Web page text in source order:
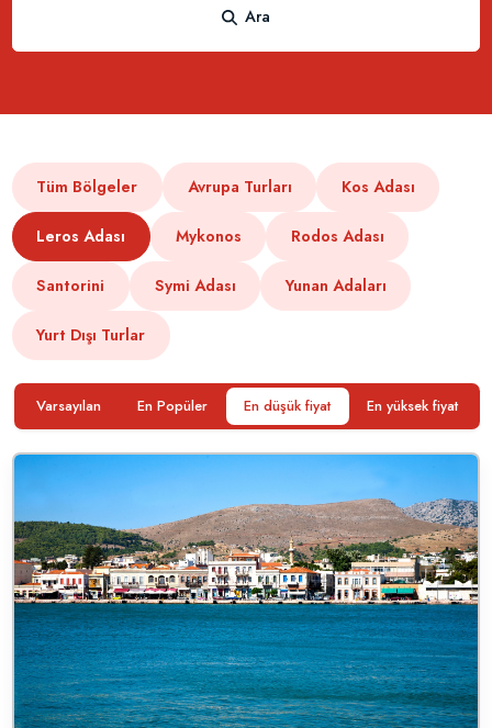
Ara
Tüm Bölgeler Avrupa Turları Kos Adası
Leros Adası Mykonos Rodos Adası
Santorini Symi Adası Yunan Adaları
Yurt Dışı Turlar
Varsayılan En Popüler En düşük fiyat En yüksek fiyat